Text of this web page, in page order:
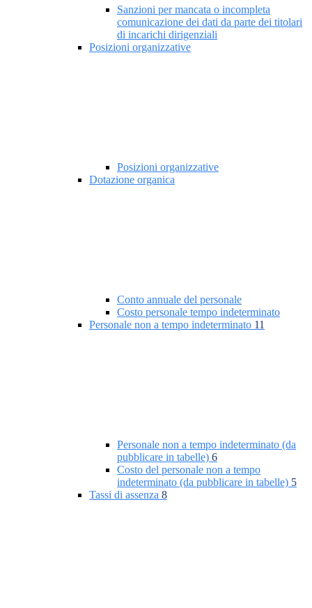
Sanzioni per mancata o incompleta
comunicazione dei dati da parte dei titolari
di incarichi dirigenziali
Posizioni organizzative
Posizioni organizzative
Dotazione organica
Conto annuale del personale
Costo personale tempo indeterminato
Personale non a tempo indeterminato 11
Personale non a tempo indeterminato (da
pubblicare in tabelle) 6
Costo del personale non a tempo
indeterminato (da pubblicare in tabelle) 5
Tassi di assenza 8